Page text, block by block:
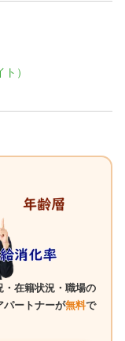
）
・在籍状況・職場の
パートナーが無料で